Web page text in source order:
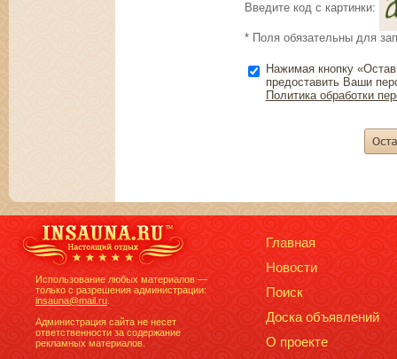
Введите код с картинки:
* Поля обязательны для
Нажимая кнопку
предоставить Ваши
Политика обработки
Использование любых материалов —
только с разрешения администрации:
insauna@mail.ru
Администрация сайта не несет
ответственности за содержание
рекламных материалов.
Главная
Новости
Поиск
Доска объявлений
О проекте